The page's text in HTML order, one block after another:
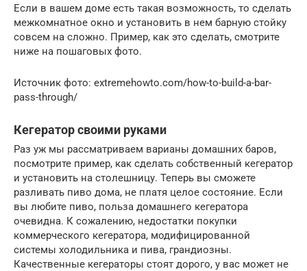
Если в вашем доме есть такая возможность, то сделать
межкомнатное окно и установить в нем барную стойку
совсем на сложно. Пример, как это сделать, смотрите
ниже на пошаговых фото.
Источник фото: extremehowto.com/how-to-build-a-bar-
pass-through/
Кегератор своими руками
Раз уж мы рассматриваем варианы домашних баров,
посмотрите пример, как сделать собственный кегератор
и установить на столешницу. Теперь вы сможете
разливать пиво дома, не платя целое состояние. Если
вы любите пиво, польза домашнего кегератора
очевидна. К сожалению, недостатки покупки
коммерческого кегератора, модифицированной
системы холодильника и пива, грандиозны.
Качественные кегераторы стоят дорого, у вас может не